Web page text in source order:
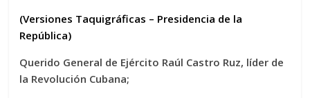
(Versiones Taquigráficas – Presidencia de la
República)
Querido General de Ejército Raúl Castro Ruz, líder de
la Revolución Cubana;